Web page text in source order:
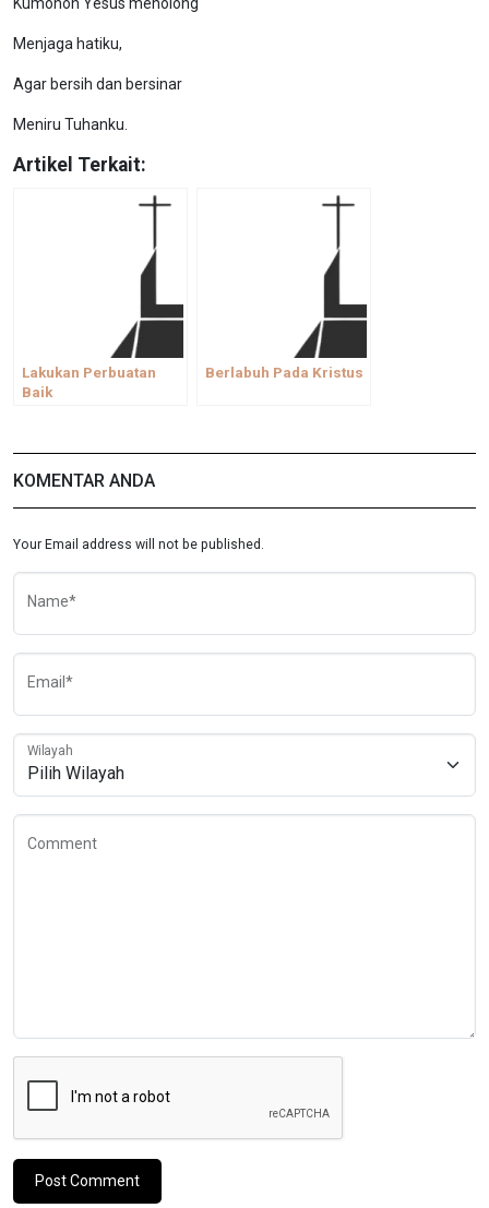
Menjaga hatiku,
Agar bersih dan bersinar
Meniru Tuhanku.
Artikel Terkait:
Lakukan Perbuatan
Baik
Berlabuh Pada Kristus
KOMENTAR ANDA
Your Email address will not be published.
Name*
Email*
Wilayah
Comment